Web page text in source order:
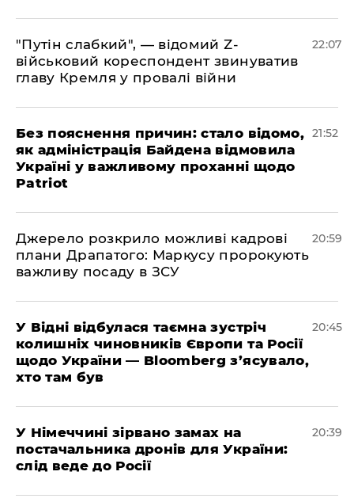
"Путін слабкий", — відомий Z-
військовий кореспондент звинуватив
главу Кремля у провалі війни
22:07
​Без пояснення причин: стало відомо,
як адміністрація Байдена відмовила
Україні у важливому проханні щодо
Patriot
21:52
​Джерело розкрило можливі кадрові
плани Драпатого: Маркусу пророкують
важливу посаду в ЗСУ
20:59
​У Відні відбулася таємна зустріч
колишніх чиновників Європи та Росії
щодо України — Bloomberg з’ясувало,
хто там був
20:45
​У Німеччині зірвано замах на
постачальника дронів для України:
слід веде до Росії
20:39